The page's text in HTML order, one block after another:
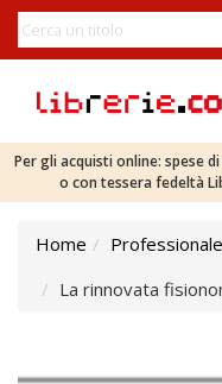
Per gli acquisti online: spese
o con tessera fedeltà
Home Professionale
La rinnovata